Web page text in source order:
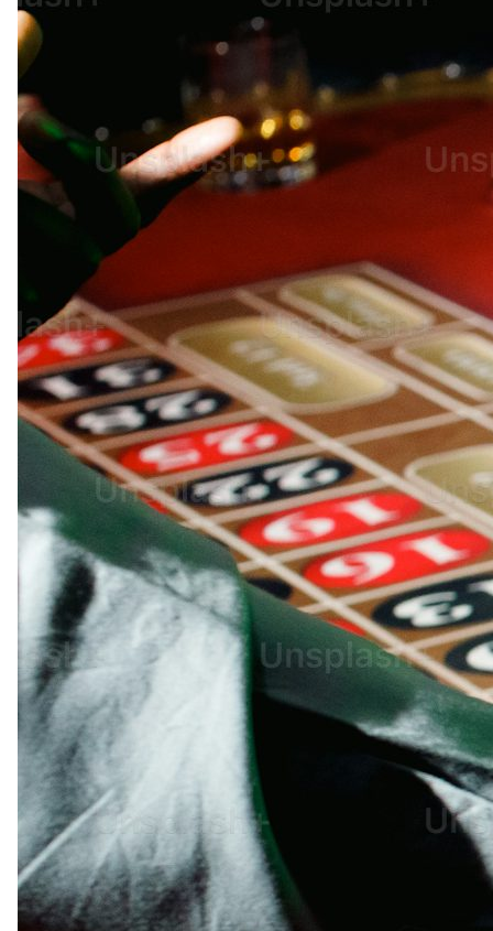
อุปกรณ์เพื่อความบันเทิง
อุปกรณ์เพื่อความบันเทิง
หูฟัง
ลำโพง
โทรทัศน์
สินค้าตามแบรนด์